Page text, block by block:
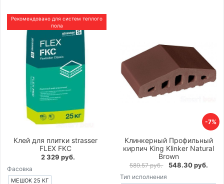
Рекомендовано для систем теплого
пола
Клей для плитки strasser
FLEX FKC
2 329 руб.
Фасовка
МЕШОК 25 КГ
-7%
Клинкерный Профильный
кирпич King Klinker Natural
Brown
589.57 руб. 548.30 руб.
Тип исполнения